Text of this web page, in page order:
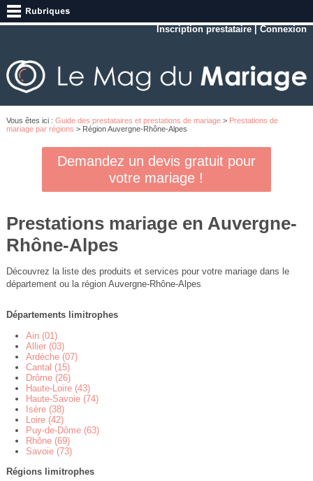
Inscription prestataire |Connexion
Vous êtes ici : Guide des prestataires et prestations de mariage> Prestations de
mariage par régions > Région Auvergne-Rhône-Alpes
Demandez un devis gratuit pour
votre mariage !
Prestations mariage en Auvergne-
Rhône-Alpes
Découvrez la liste des produits et services pour votre mariage dans le
département ou la région Auvergne-Rhône-Alpes
Départements limitrophes
Ain (01)
Allier (03)
Ardèche (07)
Cantal (15)
Drôme (26)
Haute-Loire (43)
Haute-Savoie (74)
Isère (38)
Loire (42)
Puy-de-Dôme (63)
Rhône (69)
Savoie (73)
Régions limitrophes